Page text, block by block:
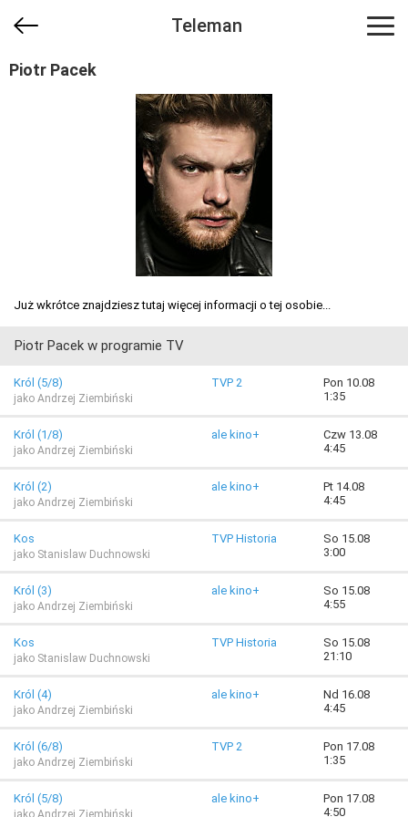
Teleman
Piotr Pacek
Już wkrótce znajdziesz tutaj więcej informacji o tej osobie...
Piotr Pacek w programie TV
Król (5/8)
jako Andrzej Ziembiński
TVP 2
Pon 10.08
1:35
Król (1/8)
jako Andrzej Ziembiński
ale kino+
Czw 13.08
4:45
Król (2)
jako Andrzej Ziembiński
ale kino+
Pt 14.08
4:45
Kos
jako Stanislaw Duchnowski
TVP Historia
So 15.08
3:00
Król (3)
jako Andrzej Ziembiński
ale kino+
So 15.08
4:55
Kos
jako Stanislaw Duchnowski
TVP Historia
So 15.08
21:10
Król (4)
jako Andrzej Ziembiński
ale kino+
Nd 16.08
4:45
Król (6/8)
jako Andrzej Ziembiński
TVP 2
Pon 17.08
1:35
Król (5/8)
jako Andrzej Ziembiński
ale kino+
Pon 17.08
4:50